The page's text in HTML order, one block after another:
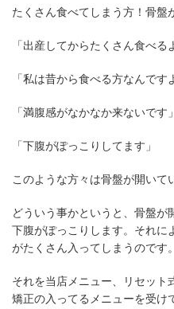
たくさん食べてしまう方！骨盤
「出産してからたくさん食べる
「私は昔から食べる方なんです
「満腹感がなかなか来ないです」
「下腹がぽっこりしてます」
このような方々は骨盤が開いて
どういう事かというと、骨盤が
下腹がぽっこりします。それに
がたくさん入ってしまうのです。
それを当店メニュー、リセット
矯正の入ってるメニューを受け